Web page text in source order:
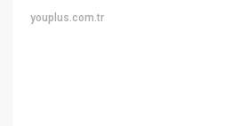
youplus.com.tr